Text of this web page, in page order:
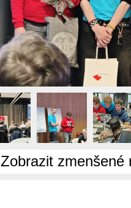
Zobrazit zmenšené